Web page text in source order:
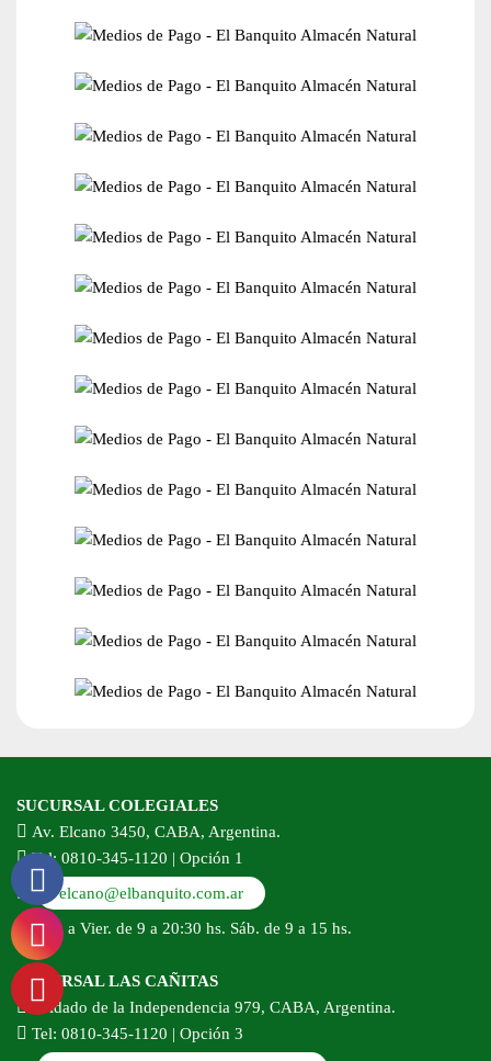
SUCURSAL COLEGIALES
Av. Elcano 3450, CABA, Argentina.
Tel: 0810-345-1120 | Opción 1
elcano@elbanquito.com.ar
Lun. a Vier. de 9 a 20:30 hs. Sáb. de 9 a 15 hs.
SUCURSAL LAS CAÑITAS
Soldado de la Independencia 979, CABA, Argentina.
Tel: 0810-345-1120 | Opción 3